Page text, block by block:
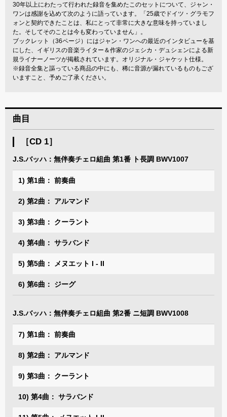
30年以上にわたって行われた録音を集めたこのセットについて、ジャン・
ワンは感謝を込めて次のように語っています。「25歳でドイツ・グラモフ
ォンと契約できたことは、私にとって非常に大きな意味を持っていまし
た。そしてそのことは今も変わっていません」。
ブックレット（36ページ）にはジャン・ワンへの最近のインタビューを基
にした、イギリスの音楽ライター＆作家のジェシカ・デュシェンによる新
規ライナーノーツが掲載されています。オリジナル・ジャケット仕様。
※録音全集と謳っている商品の中にも、稀に音源が漏れているものもござ
いますこと、予めご了承ください。
曲目
［CD 1］
J.S.バッハ：無伴奏チェロ組曲 第1番 ト長調 BWV1007
1) 第1曲： 前奏曲
2) 第2曲： アルマンド
3) 第3曲： クーラント
4) 第4曲： サラバンド
5) 第5曲： メヌエット I - II
6) 第6曲： ジーグ
J.S.バッハ：無伴奏チェロ組曲 第2番 ニ短調 BWV1008
7) 第1曲： 前奏曲
8) 第2曲： アルマンド
9) 第3曲： クーラント
10) 第4曲： サラバンド